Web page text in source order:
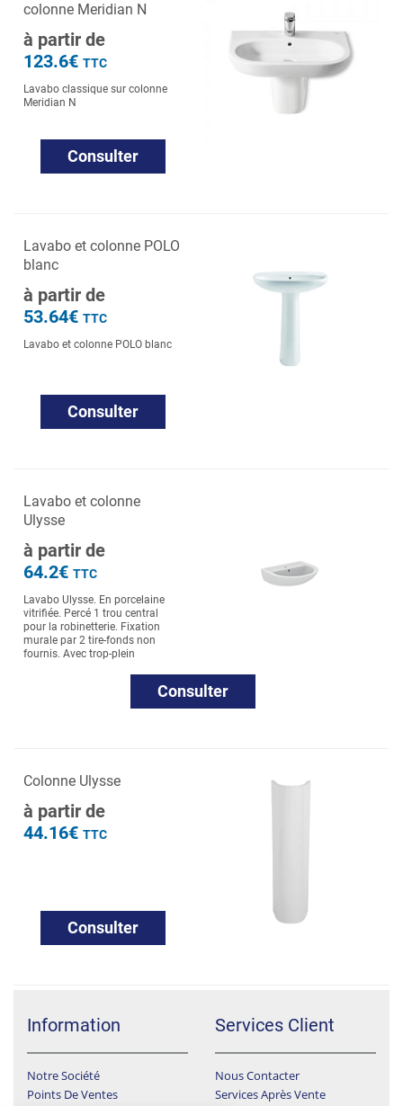
colonne Meridian N
à partir de
123.6€ TTC
Lavabo classique sur colonne
Meridian N
Consulter
Lavabo et colonne POLO
blanc
à partir de
53.64€ TTC
Lavabo et colonne POLO blanc
Consulter
Lavabo et colonne
Ulysse
à partir de
64.2€ TTC
Lavabo Ulysse. En porcelaine
vitrifiée. Percé 1 trou central
pour la robinetterie. Fixation
murale par 2 tire-fonds non
fournis. Avec trop-plein
Consulter
Colonne Ulysse
à partir de
44.16€ TTC
Consulter
Information
Notre Société
Points De Ventes
Services Client
Nous Contacter
Services Après Vente